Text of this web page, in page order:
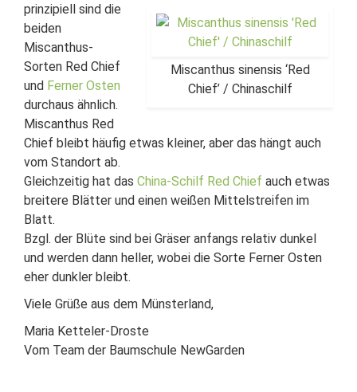
Miscanthus sinensis ‘Red
Chief’ / Chinaschilf
prinzipiell sind die
beiden
Miscanthus-
Sorten Red Chief
und Ferner Osten
durchaus ähnlich.
Miscanthus Red
Chief bleibt häufig etwas kleiner, aber das hängt auch
vom Standort ab.
Gleichzeitig hat das China-Schilf Red Chief auch etwas
breitere Blätter und einen weißen Mittelstreifen im
Blatt.
Bzgl. der Blüte sind bei Gräser anfangs relativ dunkel
und werden dann heller, wobei die Sorte Ferner Osten
eher dunkler bleibt.
Viele Grüße aus dem Münsterland,
Maria Ketteler-Droste
Vom Team der Baumschule NewGarden